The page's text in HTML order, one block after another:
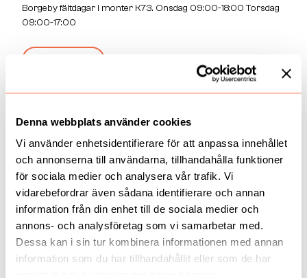
Denna webbplats använder cookies
Vi använder enhetsidentifierare för att anpassa innehållet
och annonserna till användarna, tillhandahålla funktioner
för sociala medier och analysera vår trafik. Vi
vidarebefordrar även sådana identifierare och annan
information från din enhet till de sociala medier och
annons- och analysföretag som vi samarbetar med.
Dessa kan i sin tur kombinera informationen med annan
information som du har tillhandahållit eller som de har
Borgeby fältdagar i monter K73. Onsdag 09:00-18:00 Torsdag
09:00-17:00